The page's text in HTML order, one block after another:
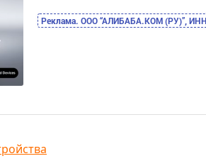
Реклама. ООО “АЛИБАБА.КОМ (РУ)”,